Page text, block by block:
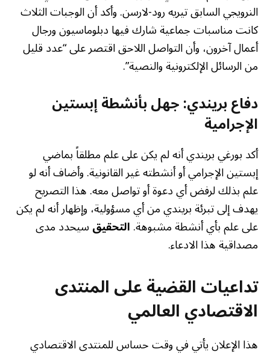
النرويجي السابق تيريه رود-لارسن. وأكد أن الوجبات الثلاث
كانت مناسبات جماعية شارك فيها دبلوماسيون ورجال
أعمال آخرون، وأن التواصل اللاحق اقتصر على “عدد قليل
من الرسائل الإلكترونية والنصية”.
دفاع بريندي: جهل بأنشطة إبستين
الإجرامية
أكد بورغي بريندي أنه لم يكن على علم مطلقاً بماضي
إبستين الإجرامي أو أنشطته غير القانونية. وأضاف أنه لو
علم بذلك لرفض أي دعوة أو تواصل معه. هذا التصريح
يهدف إلى تبرئة بريندي من أي مسؤولية، وإظهار أنه لم يكن
على علم بأي أنشطة مشبوهة.التحقيقسيحدد مدى
مصداقية هذا الادعاء.
تداعيات القضية على المنتدى
الاقتصادي العالمي
هذا الإعلان يأتي في وقت حساس للمنتدى الاقتصادي